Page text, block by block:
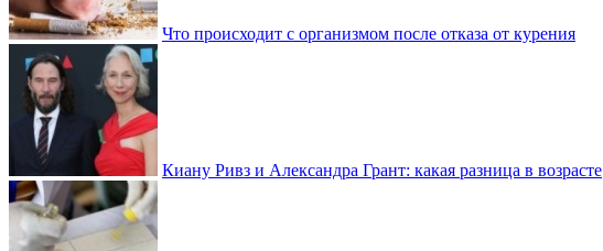
Что происходит с организмом после отказа от курения
Киану Ривз и Александра Грант: какая разница в возрасте